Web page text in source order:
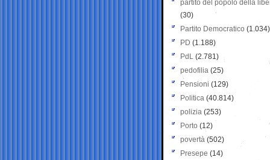
partito del popolo della
(30)
Partito Democratico (1.034)
PD (1.188)
PdL (2.781)
pedofilia (25)
Pensioni (129)
Politica (40.814)
polizia (253)
Porto (12)
povertà (502)
Presepe (14)